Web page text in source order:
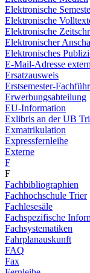
Elektronische
Elektronische
Elektronische
Elektronischer
Elektronisches
E-Mail-Adresse
Ersatzausweis
Erstsemester-
Erwerbungsabteilung
EU-Information
Exlibris an der UB
Exmatrikulation
Expressfernleihe
Externe
F
F
Fachbibliographien
Fachhochschule Trier
Fachlesesäle
Fachspezifische
Fachsystematiken
Fahrplanauskunft
FAQ
Fax